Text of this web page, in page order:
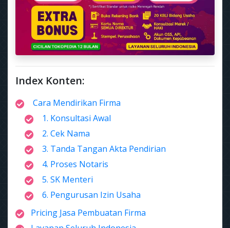
Index Konten:
Cara Mendirikan Firma
1. Konsultasi Awal
2. Cek Nama
3. Tanda Tangan Akta Pendirian
4. Proses Notaris
5. SK Menteri
6. Pengurusan Izin Usaha
Pricing Jasa Pembuatan Firma